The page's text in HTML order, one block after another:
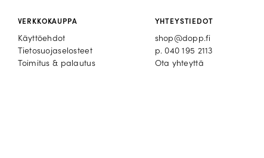
VERKKOKAUPPA
Käyttöehdot
Tietosuojaselosteet
Toimitus & palautus
YHTEYSTIEDOT
shop@dopp.fi
p.040 195 2113
Ota yhteyttä